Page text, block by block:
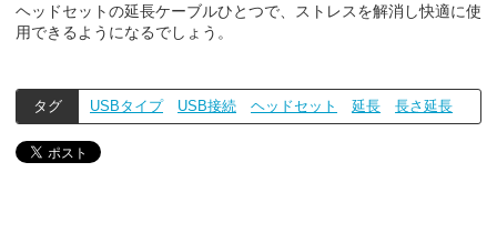
ヘッドセットの延長ケーブルひとつで、ストレスを解消し快適に使
用できるようになるでしょう。
タグ USBタイプ USB接続 ヘッドセット 延長 長さ延長